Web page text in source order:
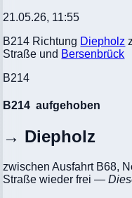
21.05.26, 11:55
B214 Richtung Diepholz
Straße und Bersenbrück
B214
B214 aufgehoben
→ Diepholz
zwischen Ausfahrt B68,
Straße wieder frei—